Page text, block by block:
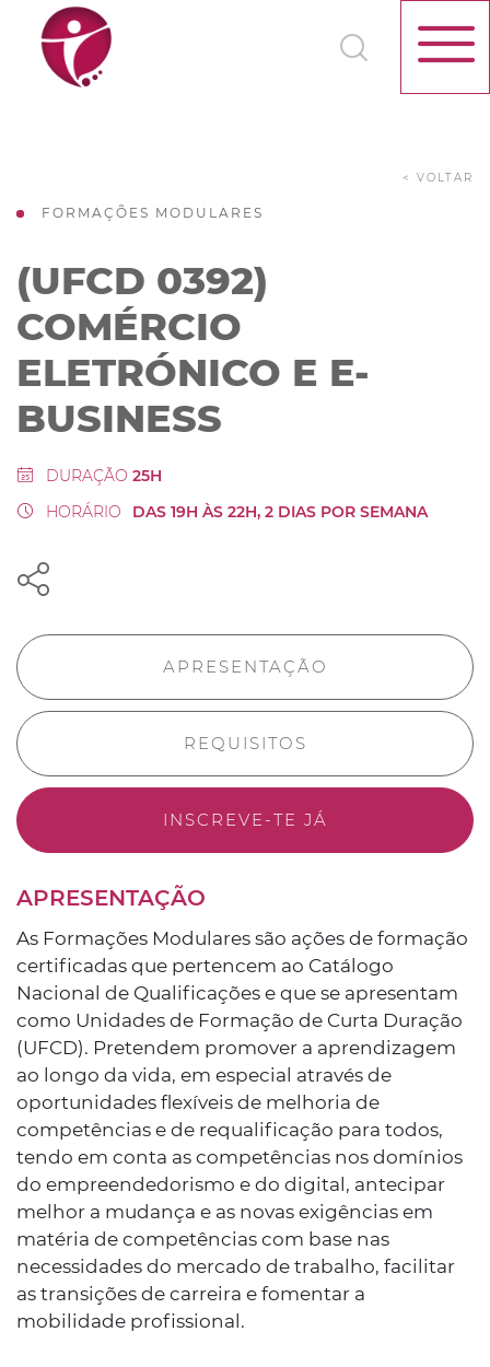
FORMAÇÕES MODULARES
< VOLTAR
(UFCD 0392)
COMÉRCIO
ELETRÓNICO E E-
BUSINESS
DURAÇÃO 25H
HORÁRIO
DAS 19H ÀS 22H, 2 DIAS POR SEMANA
APRESENTAÇÃO
As Formações Modulares são ações de formação
certificadas que pertencem ao Catálogo
Nacional de Qualificações e que se apresentam
como Unidades de Formação de Curta Duração
(UFCD). Pretendem promover a aprendizagem
ao longo da vida, em especial através de
oportunidades flexíveis de melhoria de
competências e de requalificação para todos,
tendo em conta as competências nos domínios
do empreendedorismo e do digital, antecipar
melhor a mudança e as novas exigências em
matéria de competências com base nas
necessidades do mercado de trabalho, facilitar
as transições de carreira e fomentar a
mobilidade profissional.
APRESENTAÇÃO
REQUISITOS
INSCREVE-TE JÁ